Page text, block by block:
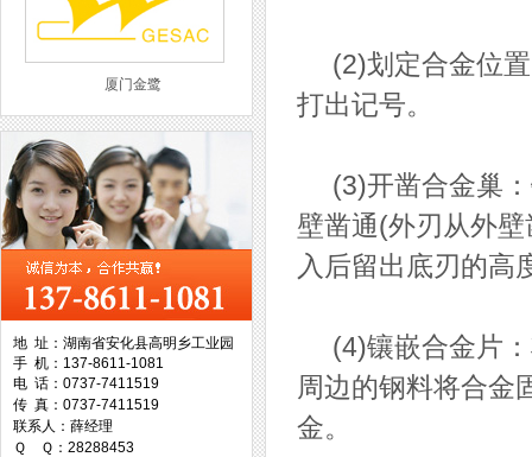
厦门金鹭
西工集团
台湾协威机械
地 址：湖南省安化县高明乡工业园
手 机：137-8611-1081
电 话：0737-7411519
传 真：0737-7411519
联系人：薛经理
Ｑ Ｑ：28288453
(2)划定合金位置
打出记号。
(3)开凿合金巢：
壁凿通(外刃从外
入后留出底刃的高
(4)镶嵌合金片：
周边的钢料将合金
金。